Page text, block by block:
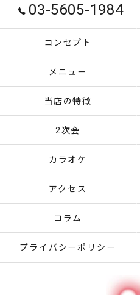
03-5605-1984
コンセプト
メニュー
当店の特徴
2次会
カラオケ
アクセス
コラム
プライバシーポリシー